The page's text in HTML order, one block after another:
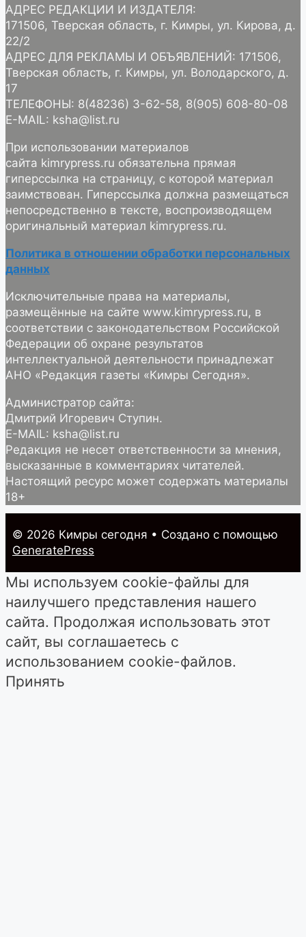
АДРЕС РЕДАКЦИИ И ИЗДАТЕЛЯ:
171506, Тверская область, г. Кимры, ул. Кирова, д.
22/2
АДРЕС ДЛЯ РЕКЛАМЫ И ОБЪЯВЛЕНИЙ: 171506,
Тверская область, г. Кимры, ул. Володарского, д.
17
ТЕЛЕФОНЫ: 8(48236) 3-62-58, 8(905) 608-80-08
E-MAIL: ksha@list.ru
При использовании материалов
сайта kimrypress.ru обязательна прямая
гиперссылка на страницу, с которой материал
заимствован. Гиперссылка должна размещаться
непосредственно в тексте, воспроизводящем
оригинальный материал kimrypress.ru.
Политика в отношении обработки персональных
данных
Исключительные права на материалы,
размещённые на сайте www.kimrypress.ru, в
соответствии с законодательством Российской
Федерации об охране результатов
интеллектуальной деятельности принадлежат
АНО «Редакция газеты «Кимры Сегодня».
Администратор сайта:
Дмитрий Игоревич Ступин.
E-MAIL: ksha@list.ru
Редакция не несет ответственности за мнения,
высказанные в комментариях читателей.
Настоящий ресурс может содержать материалы
18+
© 2026 Кимры cегодня • Создано с помощью
GeneratePress
Мы используем cookie-файлы для
наилучшего представления нашего
сайта. Продолжая использовать этот
сайт, вы соглашаетесь с
использованием cookie-файлов.
Принять